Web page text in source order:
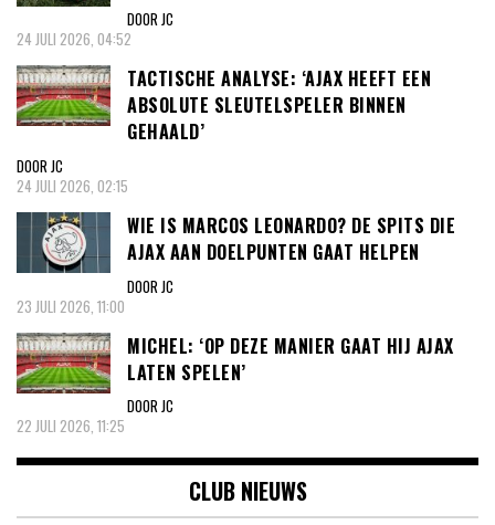
DOOR JC
24 JULI 2026, 04:52
TACTISCHE ANALYSE: ‘AJAX HEEFT EEN
ABSOLUTE SLEUTELSPELER BINNEN
GEHAALD’
DOOR JC
24 JULI 2026, 02:15
WIE IS MARCOS LEONARDO? DE SPITS DIE
AJAX AAN DOELPUNTEN GAAT HELPEN
DOOR JC
23 JULI 2026, 11:00
MICHEL: ‘OP DEZE MANIER GAAT HIJ AJAX
LATEN SPELEN’
DOOR JC
22 JULI 2026, 11:25
CLUB NIEUWS